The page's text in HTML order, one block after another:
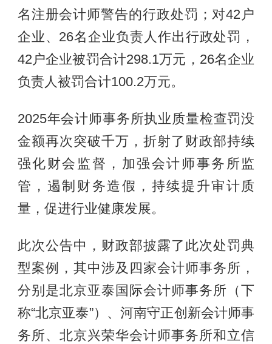
名注册会计师警告的行政处罚；对42户
企业、26名企业负责人作出行政处罚，
42户企业被罚合计298.1万元，26名企业
负责人被罚合计100.2万元。
2025年会计师事务所执业质量检查罚没
金额再次突破千万，折射了财政部持续
强化财会监督，加强会计师事务所监
管，遏制财务造假，持续提升审计质
量，促进行业健康发展。
此次公告中，财政部披露了此次处罚典
型案例，其中涉及四家会计师事务所，
分别是北京亚泰国际会计师事务所（下
称“北京亚泰”）、河南守正创新会计师事
务所、北京兴荣华会计师事务所和立信